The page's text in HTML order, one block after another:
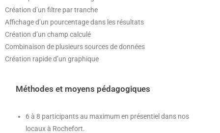
Création d’un filtre par tranche
Affichage d’un pourcentage dans les résultats
Création d’un champ calculé
Combinaison de plusieurs sources de données
Création rapide d’un graphique
Méthodes et moyens pédagogiques
6 à 8 participants au maximum en présentiel dans nos
locaux à Rochefort.